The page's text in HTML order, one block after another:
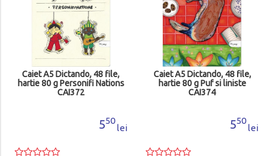
Caiet A5 Dictando, 48 file,
hartie 80 g Personifi Nations
CAI372
550
lei
Caiet A5 Dictando, 48 file,
hartie 80 g Puf si liniste
CAI374
550
lei